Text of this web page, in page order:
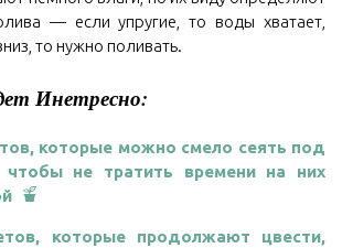
— если упругие, то воды хватает,
то нужно поливать.
Инетресно:
которые можно смело сеять под
чтобы не тратить времени на них
которые продолжают цвести,